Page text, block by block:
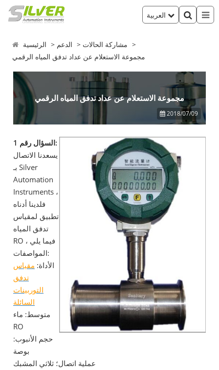
الرئيسية الدعم
مشاركة الحالات
مجموعة الاستعلام عن عداد تدفق المياه الرقمي
مجموعة الاستعلام عن عداد تدفق المياه الرقمي
2018/07/09
السؤال رقم 1:
يسعدنا الاتصال
بـ Silver
Automation
Instruments ،
فلدينا أدناه
تطبيق لمقياس
تدفق المياه
RO ، فيما يلي
المواصفات:
الأداة: مقياس
تدفق
التوربينات
السائلة
متوسط: ماء
RO
حجم الأنبوب:
بوصة
عملية اتصال؛ ثلاثي المشبك